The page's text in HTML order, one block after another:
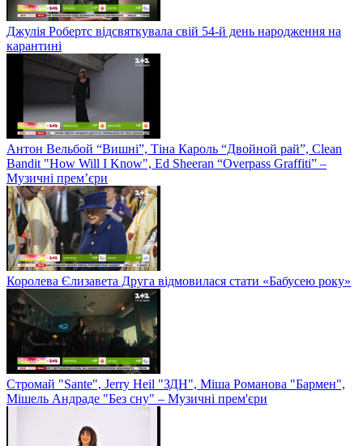
Джулія Робертс відсвяткувала свій 54-й день народження на
карантині
Антон Вельбой “Вишні”, Тіна Кароль “Двойной рай”, Clean
Bandit "How Will I Know", Ed Sheeran “Overpass Graffiti” –
Музичні прем’єри
Королева Єлизавета Друга відмовилася стати «Бабусею року»
Стромай "Sante", Jerry Heil "ЗДН", Міша Романова "Бармен",
Мішель Андраде "Без сну" – Музичні прем'єри